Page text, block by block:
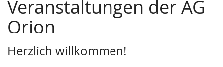
Homburg
e.V.
Veranstaltungen der AG
Orion
Herzlich willkommen!